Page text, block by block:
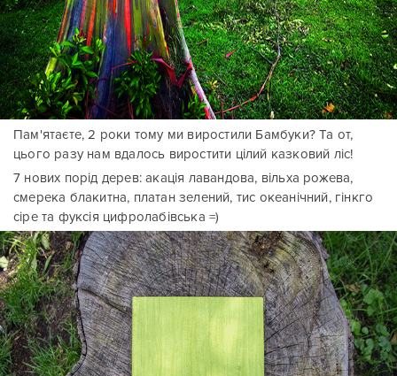
Пам'ятаєте, 2 роки тому ми виростили Бамбуки? Та от,
цього разу нам вдалось виростити цілий казковий ліс!
7 нових порід дерев: акація лавандова, вільха рожева,
смерека блакитна, платан зелений, тис океанічний, гінкго
сіре та фуксія цифролабівська =)